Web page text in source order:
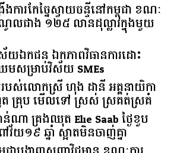
ការ​កែច្នៃ​ស្វាយចន្ទី​នៅ​កម្ពុជា​ ​ខណៈ​
ណូល​ជាង​ ​១២៥​ ​លាន​ដុល្លារ​ក្នុង​មួយ​
យ​ឯកជន ​ឯកភាព​វិធានការ​ដោះ
ម​​សម្រាប់​វិស័យ​ ​SMEs​
ស់លោកស្រី ហុង ដានី អគ្គ​នាយិកា​
គ្រុប មើលទៅ ស្រស់ ស្រគត់ស្រគំ
ណា គ្រងឈុត Elie Saab ថ្ងៃខួប
១៩ ឆ្នាំ ស្អាតមិនចាញ់គ្នា